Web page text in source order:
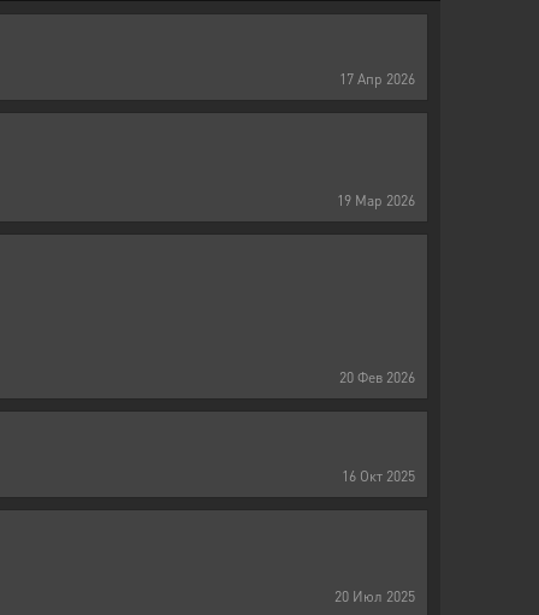
17 Апр 2026
19 Мар 2026
20 Фев 2026
16 Окт 2025
20 Июл 2025